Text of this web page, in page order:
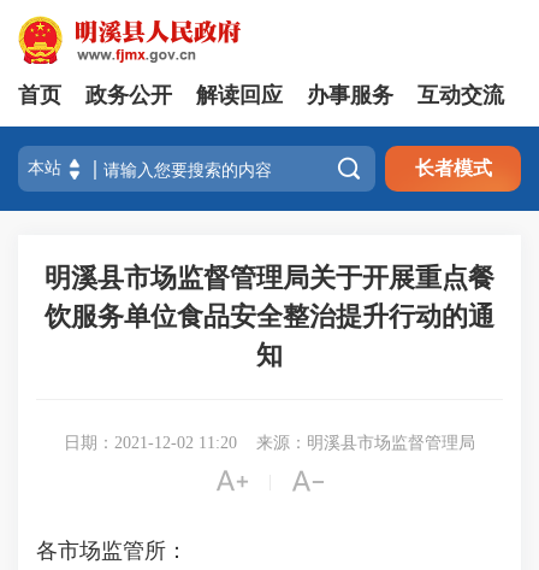
首页 政务公开 解读回应 办事服务 互动交流
 长者模式
明溪县市场监督管理局关于开展重点餐
饮服务单位食品安全整治提升行动的通
知
日期：2021-12-02 11:20 来源：明溪县市场监督管理局
 
各市场监管所：